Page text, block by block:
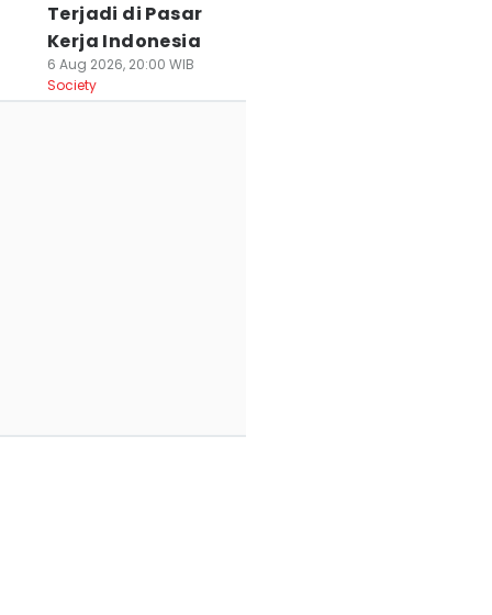
Terjadi di Pasar
Kerja Indonesia
6 Aug 2026, 20:00 WIB
Society